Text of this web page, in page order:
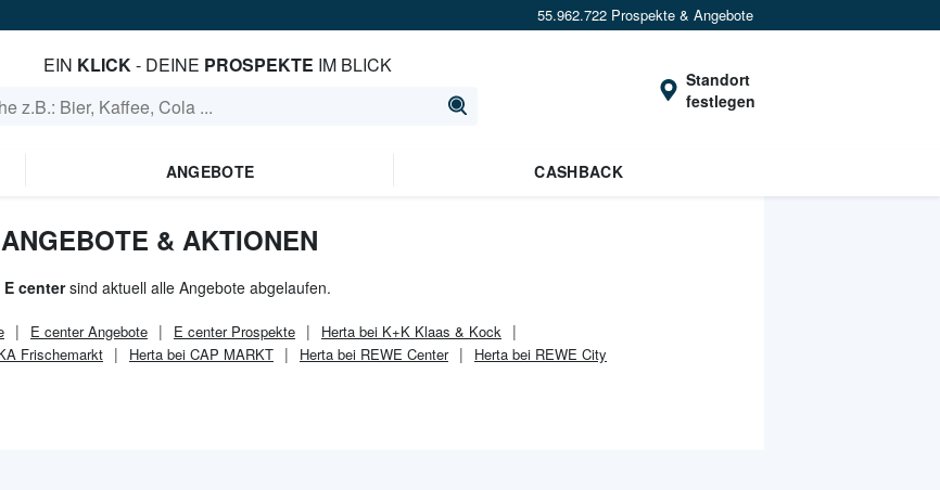
55.962.722 Prospekte & Angebote
EIN KLICK- DEINE PROSPEKTE IM BLICK
Standort
festlegen
ANGEBOTE CASHBACK
& AKTIONEN
E centersind aktuell alle Angebote abgelaufen.
E centerAngebote E centerProspekte
Herta bei K+K Klaas & Kock
Frischemarkt
Herta bei CAP MARKT Herta bei REWE Center Herta bei REWE City